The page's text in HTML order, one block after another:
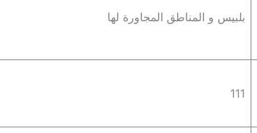
بلبيس و المناطق المجاورة لها
111